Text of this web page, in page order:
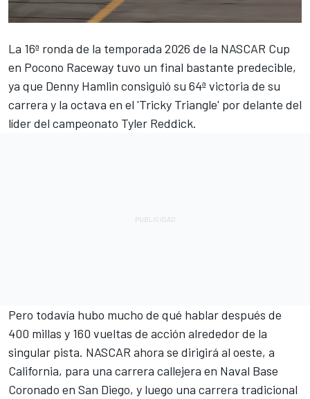
La 16ª ronda de la temporada 2026 de la NASCAR Cup
en Pocono Raceway tuvo un final bastante predecible,
ya que Denny Hamlin consiguió su 64ª victoria de su
carrera y la octava en el 'Tricky Triangle' por delante del
líder del campeonato Tyler Reddick.
Pero todavía hubo mucho de qué hablar después de
400 millas y 160 vueltas de acción alrededor de la
singular pista. NASCAR ahora se dirigirá al oeste, a
California, para una carrera callejera en Naval Base
Coronado en San Diego, y luego una carrera tradicional